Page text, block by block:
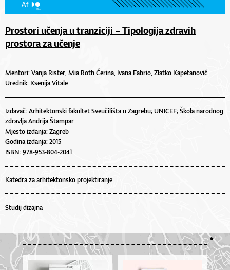
Prostori učenja u tranziciji – Tipologija zdravih
prostora za učenje
Mentori:Vanja Rister,Mia Roth Čerina, Ivana Fabrio,Zlatko Kapetanović
Urednik: Ksenija Vitale
Izdavač: Arhitektonski fakultet Sveučilišta u Zagrebu; UNICEF; Škola narodnog
zdravlja Andrija Štampar
Mjesto izdanja: Zagreb
Godina izdanja: 2015
ISBN: 978-953-804-2041
Katedra za arhitektonsko projektiranje
Studij dizajna